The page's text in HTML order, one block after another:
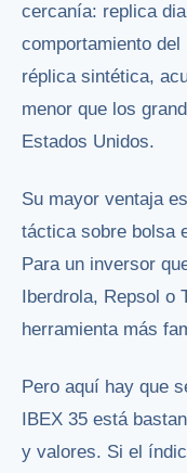
cercanía: replica
comportamiento del
réplica sintética,
menor que los
Estados Unidos.
Su mayor ventaja
táctica sobre bolsa
Para un inversor
Iberdrola, Repsol o
herramienta más
Pero aquí hay que
IBEX 35 está
y valores. Si el